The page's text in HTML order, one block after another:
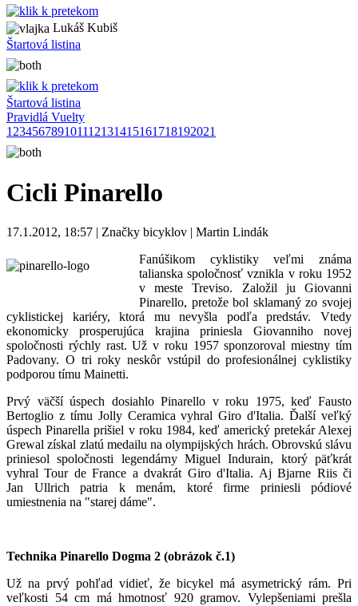
Lukáš Kubiš
Štartová listina
Štartová listina
Pravidlá Vuelty
1 23456789101112131415161718192021
Cicli Pinarello
17.1.2012, 18:57 | Značky bicyklov | Martin Lindák
Fanúšikom cyklistiky veľmi známa
talianska spoločnosť vznikla v roku 1952
v meste Treviso. Založil ju Giovanni
Pinarello, pretože bol sklamaný zo svojej
cyklistickej kariéry, ktorá mu nevyšla podľa predstáv. Vtedy
ekonomicky prosperujúca krajina priniesla Giovanniho novej
spoločnosti rýchly rast. Už v roku 1957 sponzoroval miestny tím
Padovany. O tri roky neskôr vstúpil do profesionálnej cyklistiky
podporou tímu Mainetti.
Prvý väčší úspech dosiahlo Pinarello v roku 1975, keď Fausto
Bertoglio z tímu Jolly Ceramica vyhral Giro d'Italia. Ďalší veľký
úspech Pinarella prišiel v roku 1984, keď americký pretekár Alexej
Grewal získal zlatú medailu na olympijských hrách. Obrovskú slávu
priniesol spoločnosti legendárny Miguel Indurain, ktorý päťkrát
vyhral Tour de France a dvakrát Giro d'Italia. Aj Bjarne Riis či
Jan Ullrich patria k menám, ktoré firme priniesli pódiové
umiestnenia na "starej dáme".
Technika Pinarello Dogma 2 (obrázok č.1)
Už na prvý pohľad vidieť, že bicykel má asymetrický rám. Pri
veľkosti 54 cm má hmotnosť 920 gramov. Vylepšeniami prešla